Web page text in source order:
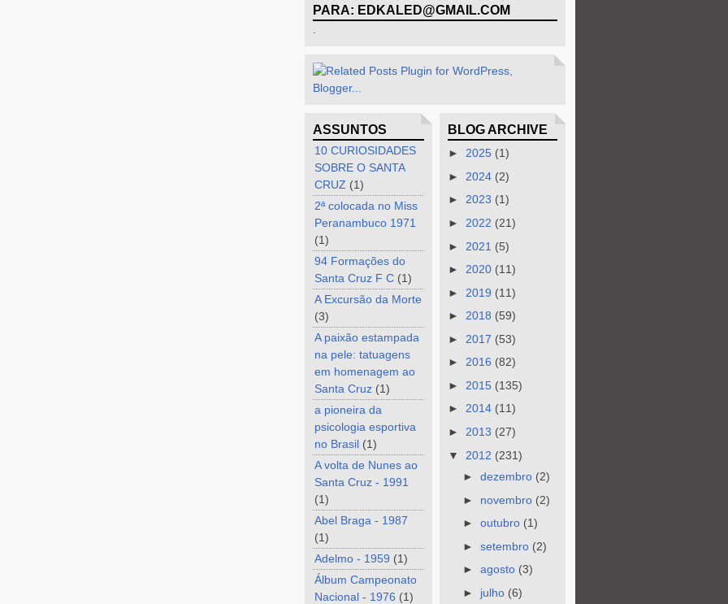
PARA: EDKALED@GMAIL.COM
ASSUNTOS
10 CURIOSIDADES
SOBRE O SANTA
CRUZ (1)
2ª colocada no Miss
Peranambuco 1971
(1)
94 Formações do
Santa Cruz F C (1)
A Excursão da Morte
(3)
A paixão estampada
na pele: tatuagens
em homenagem ao
Santa Cruz (1)
a pioneira da
psicologia esportiva
no Brasil (1)
A volta de Nunes ao
Santa Cruz - 1991
(1)
Abel Braga - 1987
(1)
Adelmo - 1959 (1)
Álbum Campeonato
Nacional - 1976 (1)
BLOG ARCHIVE
►2025 (1)
► 2024 (2)
►2023 (1)
► 2022 (21)
► 2021 (5)
► 2020 (11)
► 2019 (11)
►2018 (59)
► 2017 (53)
►2016 (82)
► 2015 (135)
►2014 (11)
► 2013 (27)
▼ 2012 (231)
► dezembro (2)
► novembro (2)
► outubro (1)
► setembro (2)
► agosto (3)
► julho (6)